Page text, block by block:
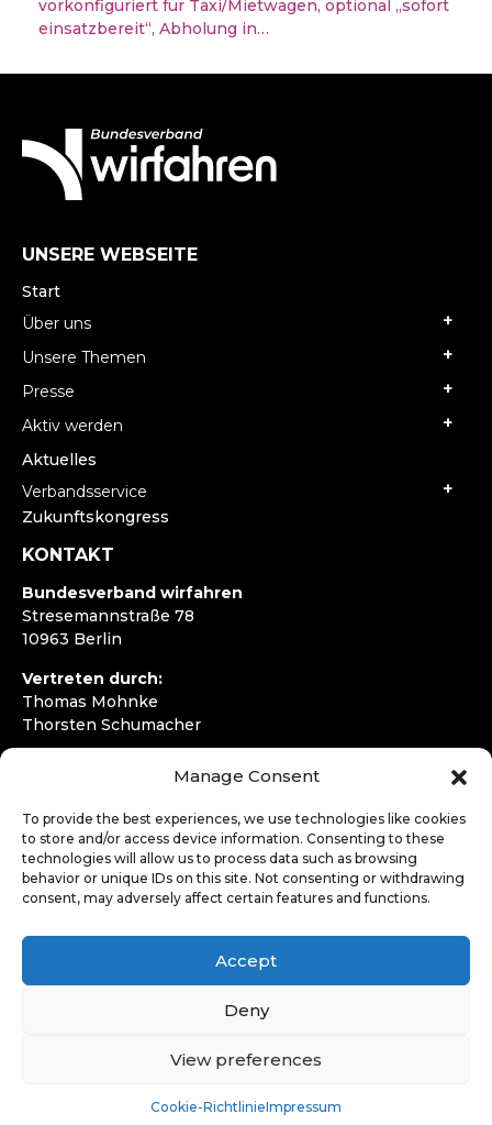
Manage Consent
To provide the best experiences, we use technologies like cookies
to store and/or access device information. Consenting to these
technologies will allow us to process data such as browsing
behavior or unique IDs on this site. Not consenting or withdrawing
consent, may adversely affect certain features and functions.
Accept
Deny
View preferences
Cookie-RichtlinieImpressum
vorkonfiguriert für Taxi/Mietwagen, optional „sofort
einsatzbereit“, Abholung in…
UNSERE WEBSEITE
Start
Über uns
Unsere Themen
Presse
Aktiv werden
Aktuelles
Verbandsservice
Zukunftskongress
KONTAKT
Bundesverband wirfahren
Stresemannstraße 78
10963 Berlin
Vertreten durch:
Thomas Mohnke
Thorsten Schumacher
kontakt@wirfahren.de
RECHTLICHES
Impressum
Datenschutzerklärung